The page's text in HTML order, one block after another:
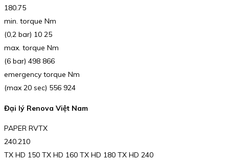
180.75
min. torque Nm
(0,2 bar) 10 25
max. torque Nm
(6 bar) 498 866
emergency torque Nm
(max 20 sec) 556 924
Đại lý Renova Việt Nam
PAPER RVTX
240.210
TX HD 150 TX HD 160 TX HD 180 TX HD 240